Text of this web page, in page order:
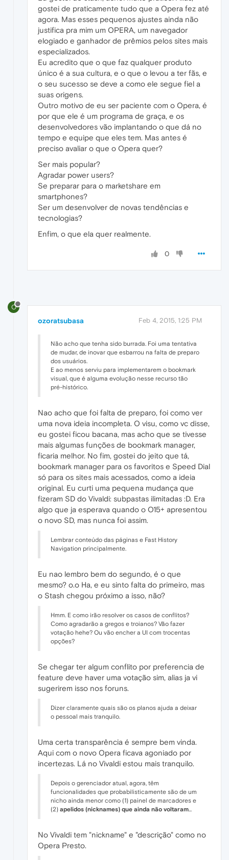
gostei de praticamente tudo que a Opera fez até
agora. Mas esses pequenos ajustes ainda não
justifica pra mim um OPERA, um navegador
elogiado e ganhador de prêmios pelos sites mais
especializados.
Eu acredito que o que faz qualquer produto
único é a sua cultura, e o que o levou a ter fãs, e
o seu sucesso se deve a como ele segue fiel a
suas origens.
Outro motivo de eu ser paciente com o Opera, é
por que ele é um programa de graça, e os
desenvolvedores vão implantando o que dá no
tempo e equipe que eles tem. Mas antes é
preciso avaliar o que o Opera quer?
Ser mais popular?
Agradar power users?
Se preparar para o marketshare em
smartphones?
Ser um desenvolver de novas tendências e
tecnologias?
Enfim, o que ela quer realmente.
0
O
ozoratsubasa Feb 4, 2015, 1:25 PM
Não acho que tenha sido burrada. Foi uma tentativa
de mudar, de inovar que esbarrou na falta de preparo
dos usuários.
E ao menos serviu para implementarem o bookmark
visual, que é alguma evolução nesse recurso tão
pré-histórico.
Nao acho que foi falta de preparo, foi como ver
uma nova ideia incompleta. O visu, como vc disse,
eu gostei ficou bacana, mas acho que se tivesse
mais algumas funções de bookmark manager,
ficaria melhor. No fim, gostei do jeito que tá,
bookmark manager para os favoritos e Speed Dial
só para os sites mais acessados, como a ideia
original. Eu curti uma pequena mudança que
fizeram SD do Vivaldi: subpastas ilimitadas :D. Era
algo que ja esperava quando o O15+ apresentou
o novo SD, mas nunca foi assim.
Lembrar conteúdo das páginas e Fast History
Navigation principalmente.
Eu nao lembro bem do segundo, é o que
mesmo? o.o Ha, e eu sinto falta do primeiro, mas
o Stash chegou próximo a isso, não?
Hmm. E como irão resolver os casos de conflitos?
Como agradarão a gregos e troianos? Vão fazer
votação hehe? Ou vão encher a UI com trocentas
opções?
Se chegar ter algum conflito por preferencia de
feature deve haver uma votação sim, alias ja vi
sugerirem isso nos foruns.
Dizer claramente quais são os planos ajuda a deixar
o pessoal mais tranquilo.
Uma certa transparência é sempre bem vinda.
Aqui com o novo Opera ficava agoniado por
incertezas. Lá no Vivaldi estou mais tranquilo.
Depois o gerenciador atual, agora, têm
funcionalidades que probabilisticamente são de um
nicho ainda menor como (1) painel de marcadores e
(2) apelidos (nicknames) que ainda não voltaram...
No Vivaldi tem "nickname" e "descrição" como no
Opera Presto.